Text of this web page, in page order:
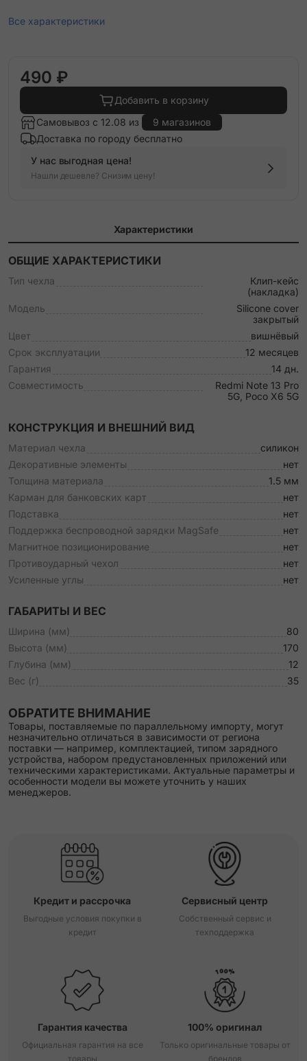
Все характеристики
490 ₽
Добавить в корзину
Самовывоз с 12.08 из
9 магазинов
Доставка по городу бесплатно
У нас выгодная цена!
Нашли дешевле? Снизим цену!
Характеристики
ОБЩИЕ ХАРАКТЕРИСТИКИ
Тип чехла
Клип-кейс
(накладка)
Модель
Silicone cover
закрытый
Цвет
вишнёвый
Срок эксплуатации
12 месяцев
Гарантия
14 дн.
Совместимость
Redmi Note 13 Pro
5G, Poco X6 5G
КОНСТРУКЦИЯ И ВНЕШНИЙ ВИД
Материал чехла
силикон
Декоративные элементы
нет
Толщина материала
1.5 мм
Карман для банковских карт
нет
Подставка
нет
Поддержка беспроводной зарядки MagSafe
нет
Магнитное позиционирование
нет
Противоударный чехол
нет
Усиленные углы
нет
ГАБАРИТЫ И ВЕС
Ширина (мм)
80
Высота (мм)
170
Глубина (мм)
12
Вес (г)
35
ОБРАТИТЕ ВНИМАНИЕ
Товары, поставляемые по параллельному импорту, могут
незначительно отличаться в зависимости от региона
поставки — например, комплектацией, типом зарядного
устройства, набором предустановленных приложений или
техническими характеристиками. Актуальные параметры и
особенности модели вы можете уточнить у наших
менеджеров.
Кредит и рассрочка
Выгодные условия покупки в
кредит
Сервисный центр
Собственный сервис и
техподдержка
Гарантия качества
Официальная гарантия на все
товары
100% оригинал
Только оригинальные товары от
брендов